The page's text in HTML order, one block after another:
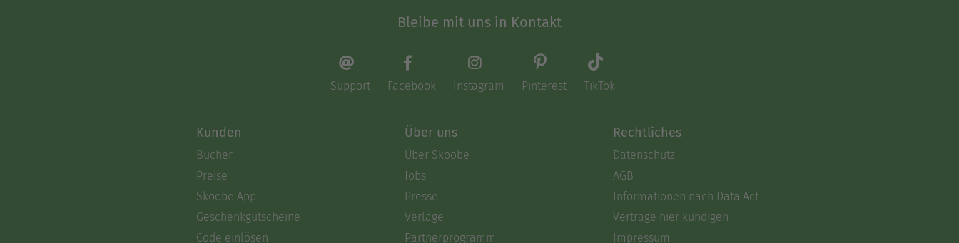
Bleibe mit uns in Kontakt
Support Facebook Instagram Pinterest TikTok
Kunden
Bücher
Preise
Skoobe App
Geschenkgutscheine
Code einlösen
Über uns
Über Skoobe
Jobs
Presse
Verlage
Partnerprogramm
Rechtliches
Datenschutz
AGB
Informationen nach Data Act
Verträge hier kündigen
Impressum